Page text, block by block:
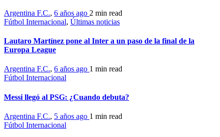
Argentina F.C., 6 años ago 2 min read
Fútbol Internacional, Últimas noticias
Lautaro Martínez pone al Inter a un paso de la final de la
Europa League
Argentina F.C., 6 años ago 1 min read
Fútbol Internacional
Messi llegó al PSG: ¿Cuando debuta?
Argentina F.C., 5 años ago 1 min read
Fútbol Internacional